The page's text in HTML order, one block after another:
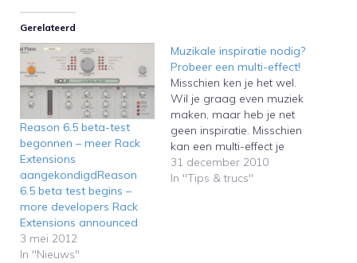
Gerelateerd
Reason 6.5 beta-test
begonnen – meer Rack
Extensions
aangekondigdReason
6.5 beta test begins –
more developers Rack
Extensions announced
3 mei 2012
In "Nieuws"
Muzikale inspiratie nodig?
Probeer een multi-effect!
Misschien ken je het wel.
Wil je graag even muziek
maken, maar heb je net
geen inspiratie. Misschien
kan een multi-effect je
dan aan een nieuw
muzikaal idee
31 december 2010
In "Tips & trucs"